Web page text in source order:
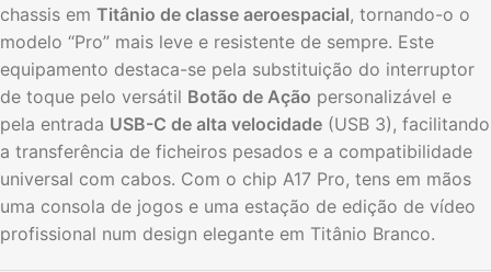
chassis em Titânio de classe aeroespacial, tornando-o o
modelo “Pro” mais leve e resistente de sempre. Este
equipamento destaca-se pela substituição do interruptor
de toque pelo versátil Botão de Ação personalizável e
pela entrada USB-C de alta velocidade (USB 3), facilitando
a transferência de ficheiros pesados e a compatibilidade
universal com cabos. Com o chip A17 Pro, tens em mãos
uma consola de jogos e uma estação de edição de vídeo
profissional num design elegante em Titânio Branco.